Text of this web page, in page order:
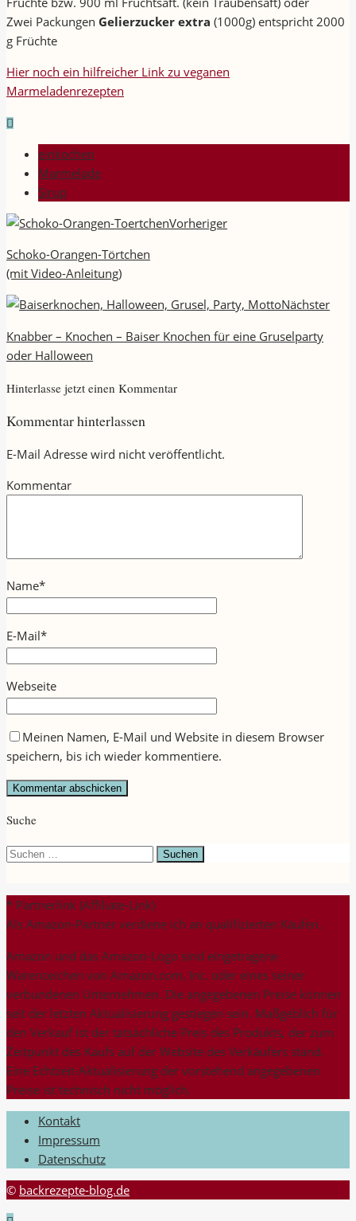
Zwei Packungen Gelierzucker extra (1000g) entspricht 2000
g Früchte
Hier noch ein hilfreicher Link zu veganen
Marmeladenrezepten
einkochen
Marmelade
Sirup
Vorheriger
Schoko-Orangen-Törtchen
(mit Video-Anleitung)
Nächster
Knabber – Knochen – Baiser Knochen für eine Gruselparty
oder Halloween
Hinterlasse jetzt einen Kommentar
Kommentar hinterlassen
E-Mail Adresse wird nicht veröffentlicht.
Kommentar
Name*
E-Mail*
Webseite
Meinen Namen, E-Mail und Website in diesem Browser
speichern, bis ich wieder kommentiere.
Suche
Suchen
* Partnerlink (Affiliate-Link)
Als Amazon-Partner verdiene ich an qualifizierten Käufen.
Amazon und das Amazon-Logo sind eingetragene
Warenzeichen von Amazon.com, Inc. oder eines seiner
verbundenen Unternehmen. Die angegebenen Preise können
seit der letzten Aktualisierung gestiegen sein. Maßgeblich für
den Verkauf ist der tatsächliche Preis des Produkts, der zum
Zeitpunkt des Kaufs auf der Website des Verkäufers stand.
Eine Echtzeit-Aktualisierung der vorstehend angegebenen
Preise ist technisch nicht möglich.
Kontakt
Impressum
Datenschutz
© backrezepte-blog.de